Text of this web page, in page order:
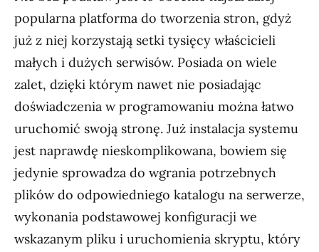
popularna platforma do tworzenia stron, gdyż
już z niej korzystają setki tysięcy właścicieli
małych i dużych serwisów. Posiada on wiele
zalet, dzięki którym nawet nie posiadając
doświadczenia w programowaniu można łatwo
uruchomić swoją stronę. Już instalacja systemu
jest naprawdę nieskomplikowana, bowiem się
jedynie sprowadza do wgrania potrzebnych
plików do odpowiedniego katalogu na serwerze,
wykonania podstawowej konfiguracji we
wskazanym pliku i uruchomienia skryptu, który